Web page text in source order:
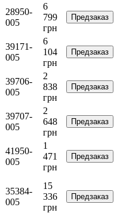
28950-
005
6
799
грн
Предзаказ
39171-
005
6
104
грн
Предзаказ
39706-
005
2
838
грн
Предзаказ
39707-
005
2
648
грн
Предзаказ
41950-
005
1
471
грн
Предзаказ
35384-
005
15
336
грн
Предзаказ